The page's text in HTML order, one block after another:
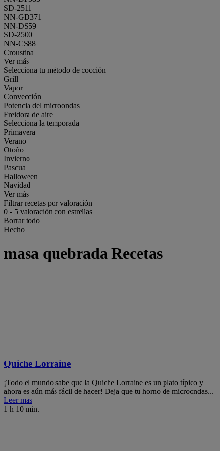
SD-2511
NN-GD371
NN-DS59
SD-2500
NN-CS88
Croustina
Ver más
Selecciona tu método de cocción
Grill
Vapor
Convección
Potencia del microondas
Freidora de aire
Selecciona la temporada
Primavera
Verano
Otoño
Invierno
Pascua
Halloween
Navidad
Ver más
Filtrar recetas por valoración
0 - 5 valoración con estrellas
Borrar todo
Hecho
masa quebrada Recetas
Quiche Lorraine
¡Todo el mundo sabe que la Quiche Lorraine es un plato típico y
ahora es aún más fácil de hacer! Deja que tu horno de microondas...
Leer más
1 h 10 min.